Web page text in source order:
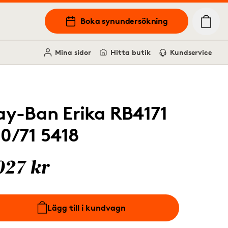
Boka synundersökning
Mina sidor Hitta butik Kundservice
Ban Erika RB4171
71 5418
kr
Lägg till i kundvagn